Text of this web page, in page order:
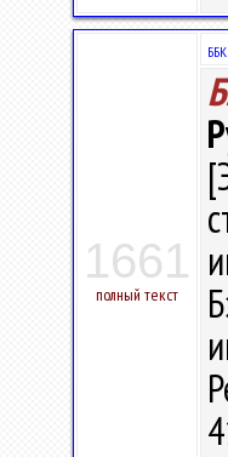
1661
полный текст